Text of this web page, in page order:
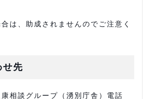
は、助成されませんのでご注意く
せ先
相談グループ（湧別庁舎）電話